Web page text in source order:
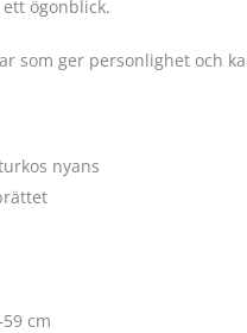
ögonblick.
som ger personlighet och
nyans
cm